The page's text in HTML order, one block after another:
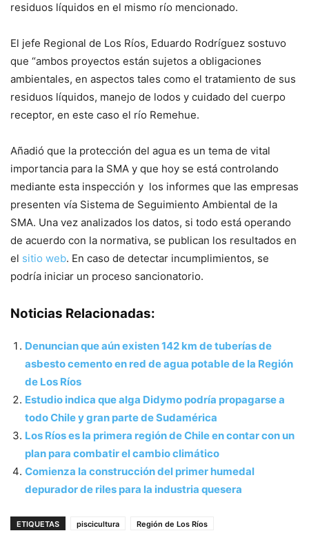
residuos líquidos en el mismo río mencionado.
El jefe Regional de Los Ríos, Eduardo Rodríguez sostuvo
que “ambos proyectos están sujetos a obligaciones
ambientales, en aspectos tales como el tratamiento de sus
residuos líquidos, manejo de lodos y cuidado del cuerpo
receptor, en este caso el río Remehue.
Añadió que la protección del agua es un tema de vital
importancia para la SMA y que hoy se está controlando
mediante esta inspección y los informes que las empresas
presenten vía Sistema de Seguimiento Ambiental de la
SMA. Una vez analizados los datos, si todo está operando
de acuerdo con la normativa, se publican los resultados en
el sitio web. En caso de detectar incumplimientos, se
podría iniciar un proceso sancionatorio.
Noticias Relacionadas:
Denuncian que aún existen 142 km de tuberías de
asbesto cemento en red de agua potable de la Región
de Los Ríos
Estudio indica que alga Didymo podría propagarse a
todo Chile y gran parte de Sudamérica
Los Ríos es la primera región de Chile en contar con un
plan para combatir el cambio climático
Comienza la construcción del primer humedal
depurador de riles para la industria quesera
ETIQUETAS piscicultura Región de Los Ríos